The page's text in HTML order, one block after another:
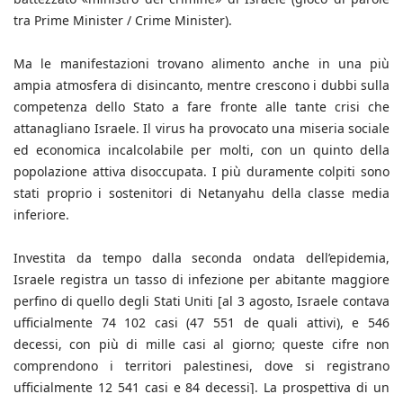
tra Prime Minister / Crime Minister).
Ma le manifestazioni trovano alimento anche in una più
ampia atmosfera di disincanto, mentre crescono i dubbi sulla
competenza dello Stato a fare fronte alle tante crisi che
attanagliano Israele. Il virus ha provocato una miseria sociale
ed economica incalcolabile per molti, con un quinto della
popolazione attiva disoccupata. I più duramente colpiti sono
stati proprio i sostenitori di Netanyahu della classe media
inferiore.
Investita da tempo dalla seconda ondata dell’epidemia,
Israele registra un tasso di infezione per abitante maggiore
perfino di quello degli Stati Uniti [al 3 agosto, Israele contava
ufficialmente 74 102 casi (47 551 de quali attivi), e 546
decessi, con più di mille casi al giorno; queste cifre non
comprendono i territori palestinesi, dove si registrano
ufficialmente 12 541 casi e 84 decessi]. La prospettiva di un